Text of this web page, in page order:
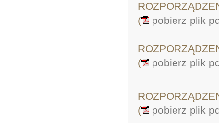
(
pobierz plik
(
pobierz plik
(
pobierz plik